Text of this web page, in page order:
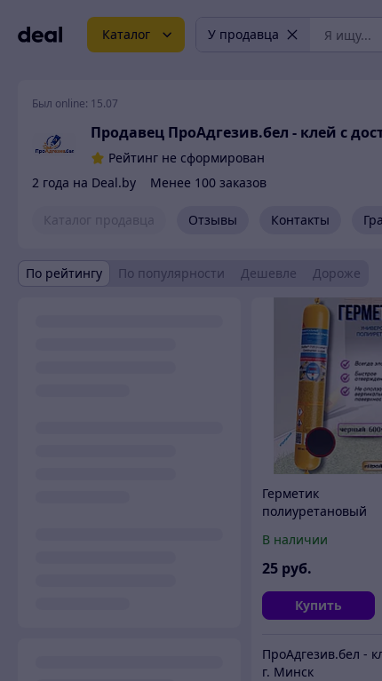
Каталог У продавца
Был online: 15.07
Продавец ПроАдгезив.бел - клей c
Рейтинг не сформирован
2 года на Deal.by
Менее 100 заказов
Каталог продавца Отзывы Контакты
По рейтингу По популярности Дешевле Дороже
Герметик
полиуретановый
В наличии
25 руб.
Купить
г. Минск